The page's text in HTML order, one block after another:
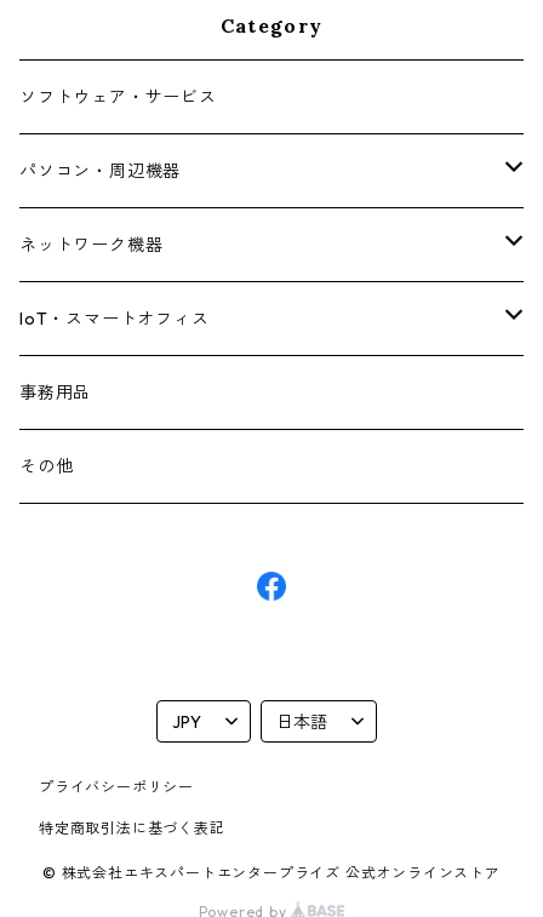
Category
ソフトウェア・サービス
パソコン・周辺機器
デスクトップパソコン
ノートパソコン
ディスプレイ
中古品
サーバー
ネットワーク機器
ルーター・アクセスポイント
スイッチングハブ
その他
IoT・スマートオフィス
AElock
IToU
事務用品
その他
プライバシーポリシー
特定商取引法に基づく表記
© 株式会社エキスパートエンタープライズ 公式オンラインストア
Powered by